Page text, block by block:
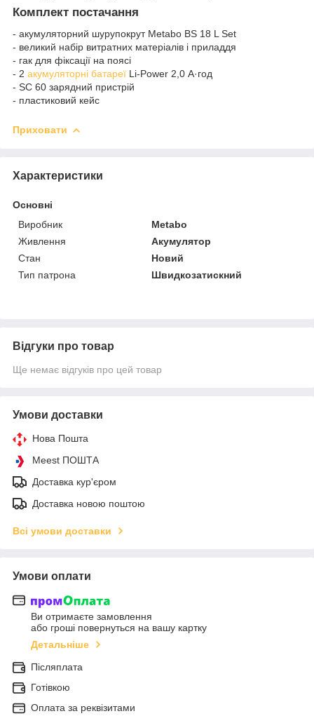
Комплект постачання
- акумуляторний шурупокрут Metabo BS 18 L Set
- великий набір витратних матеріалів і приладдя
- гак для фіксації на поясі
- 2 акумуляторні батареї Li-Power 2,0 А·год
- SC 60 зарядний пристрій
- пластиковий кейс
Приховати
Характеристики
Основні
Виробник
Metabo
Живлення
Акумулятор
Стан
Новий
Тип патрона
Швидкозатискний
Відгуки про товар
Ще немає відгуків про цей товар
Умови доставки
Нова Пошта
Meest ПОШТА
Доставка кур'єром
Доставка новою поштою
Всі умови доставки
Умови оплати
Ви отримаєте замовлення
або гроші повернуться на вашу картку
Детальніше
Післяплата
Готівкою
Оплата за реквізитами